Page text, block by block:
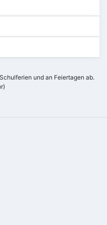
und an Feiertagen ab.